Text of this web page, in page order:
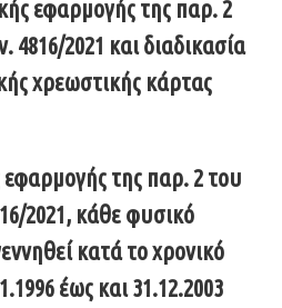
εφαρμογής της παρ. 2
2021 και διαδικασία
χρεωστικής κάρτας
της παρ. 2 του
2021, κάθε φυσικό
κατά το χρονικό
έως και 31.12.2003